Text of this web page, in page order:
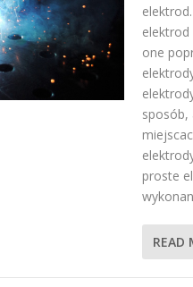
one
sposób,
proste
READ